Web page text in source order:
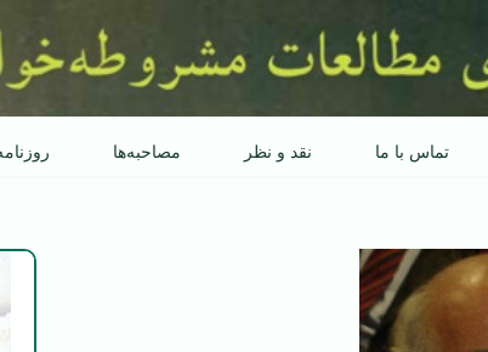
تماس با ما نقد و نظر مصاحبه‌ها